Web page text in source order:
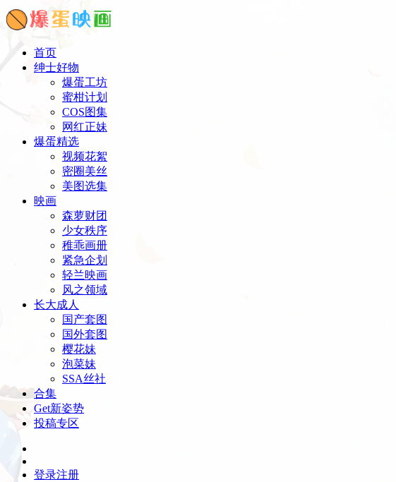
首页
绅士好物
爆蛋工坊
蜜柑计划
COS图集
网红正妹
爆蛋精选
视频花絮
密圈美丝
美图选集
映画
森萝财团
少女秩序
稚乖画册
紧急企划
轻兰映画
风之领域
长大成人
国产套图
国外套图
樱花妹
泡菜妹
SSA丝社
合集
Get新姿势
投稿专区
登录注册